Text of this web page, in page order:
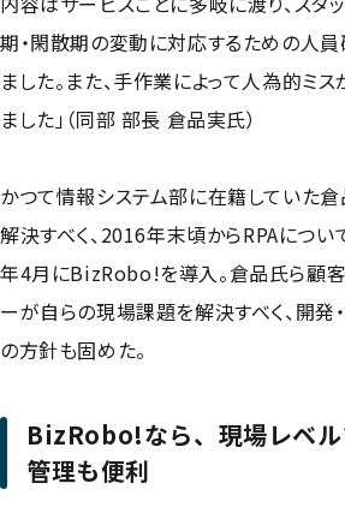
期・閑散期の変動に対応するための人
ました。また、手作業によって人為的ミ
ました」（同部 部長 倉品実氏）
かつて情報システム部に在籍していた
解決すべく、2016年末頃からRPAにつ
年4月にBizRobo!を導入。倉品氏ら顧
ーが自らの現場課題を解決すべく、開発
の方針も固めた。
BizRobo!なら、現場レベル
管理も便利